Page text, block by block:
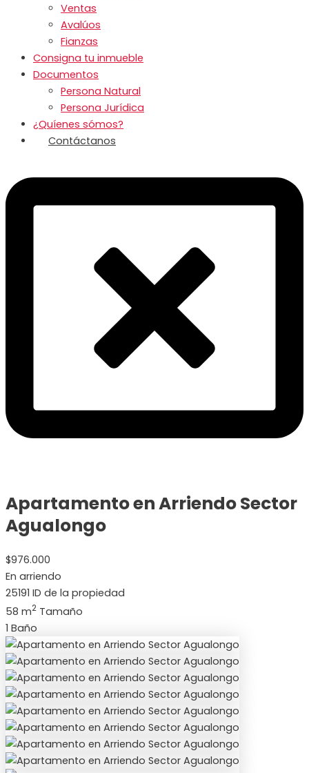
Ventas
Avalúos
Fianzas
Consigna tu inmueble
Documentos
Persona Natural
Persona Jurídica
¿Quíenes sómos?
Contáctanos
Apartamento en Arriendo Sector
Agualongo
$976.000
En arriendo
25191 ID de la propiedad
58 m2 Tamaño
1 Baño